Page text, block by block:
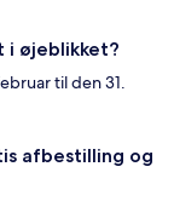
i øjeblikket?
til den 31.
afbestilling og